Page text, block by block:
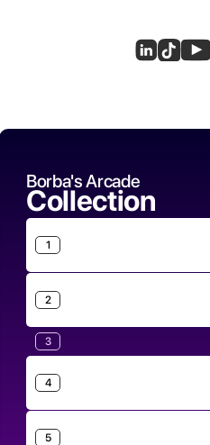
Borba's Arcade
Collection
1
2
3
4
5